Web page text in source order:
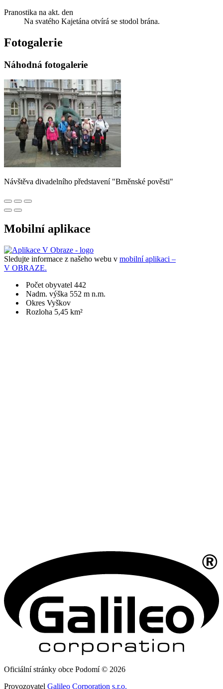
Pranostika na akt. den
Na svatého Kajetána otvírá se stodol brána.
Fotogalerie
Náhodná fotogalerie
Návštěva divadelního představení "Brněnské pověsti"
Mobilní aplikace
Sledujte informace z našeho webu v mobilní aplikaci –
V OBRAZE.
Počet obyvatel 442
Nadm. výška 552 m n.m.
Okres Vyškov
Rozloha 5,45 km²
Oficiální stránky obce Podomí © 2026
Provozovatel Galileo Corporation s.r.o.